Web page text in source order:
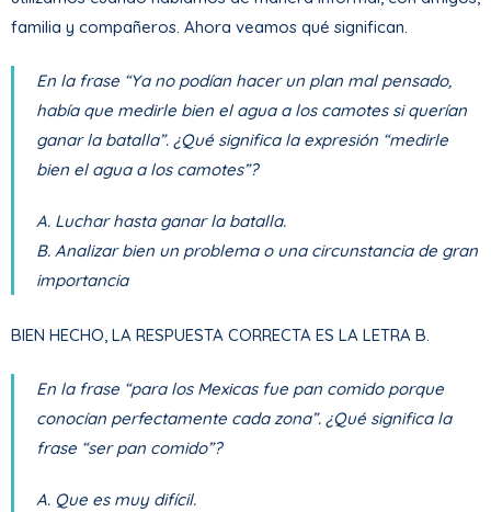
familia y compañeros. Ahora veamos qué significan.
En la frase “Ya no podían hacer un plan mal pensado,
había que medirle bien el agua a los camotes si querían
ganar la batalla”. ¿Qué significa la expresión “medirle
bien el agua a los camotes”?
A. Luchar hasta ganar la batalla.
B. Analizar bien un problema o una circunstancia de gran
importancia
BIEN HECHO, LA RESPUESTA CORRECTA ES LA LETRA B.
En la frase “para los Mexicas fue pan comido porque
conocían perfectamente cada zona”. ¿Qué significa la
frase “ser pan comido”?
A. Que es muy difícil.